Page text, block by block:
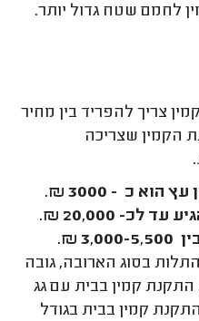
לחמם שטח גדול יותר.
צריך להפריד בין מחיר
הקמין שצריכה
מחיר התחלתי של קמין עץ הוא כ - 3000 ₪.
לכ- 20,000 ₪.
₪.
בסוג הארובה, גובה
קמין בבית עם גג
קמין בבית בגודל